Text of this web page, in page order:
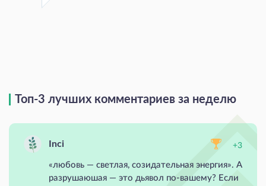
Топ-3 лучших комментариев за неделю
Inci +3
«любовь — светлая, созидательная энергия». А
разрушаюшая — это дьявол по-вашему? Если